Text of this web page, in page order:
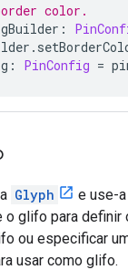
color.
:
.
: PinConfig =
Glyph
e use-
o glifo para definir
ou especificar
usar como glifo.